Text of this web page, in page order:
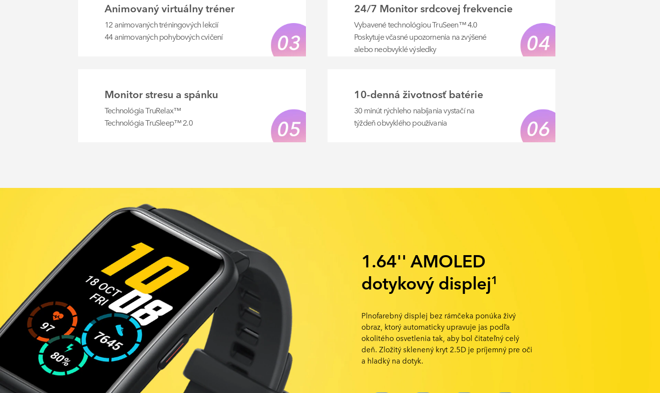
Animovaný virtuálny tréner
12 animovaných tréningových lekcií
44 animovaných pohybových cvičení
24/7 Monitor srdcovej frekvencie
Vybavené technológiou TruSeen™ 4.0
Poskytuje včasné upozornenia na zvýšené
alebo neobvyklé výsledky
Monitor stresu a spánku
Technológia TruRelax™
Technológia TruSleep™ 2.0
10-denná životnosť batérie
30 minút rýchleho nabíjania vystačí na
týždeň obvyklého používania
1.64'' AMOLED
dotykový displej1
Plnofarebný displej bez rámčeka ponúka živý
obraz, ktorý automaticky upravuje jas podľa
okolitého osvetlenia tak, aby bol čitateľný celý
deň. Zložitý sklenený kryt 2.5D je príjemný pre oči
a hladký na dotyk.